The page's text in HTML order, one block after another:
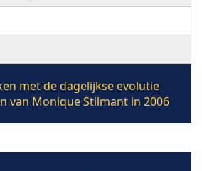
met de dagelijkse evolutie
van Monique Stilmant in 2006